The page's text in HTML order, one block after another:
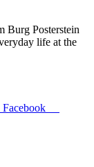
Burg Posterstein
life at the